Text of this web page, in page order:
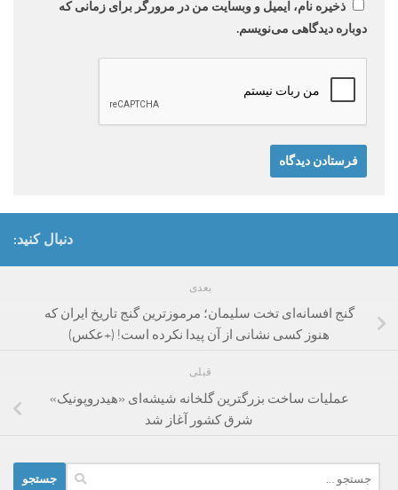
ذخیره نام، ایمیل و وبسایت من در مرورگر برای زمانی که
دوباره دیدگاهی می‌نویسم.
دنبال کنید:
بعدی
گنج‌ افسانه‌ای تخت سلیمان؛ مرموزترین گنج‌ تاریخ ایران که
هنوز کسی نشانی از آن پیدا نکرده است! (+عکس)
قبلی
عملیات ساخت بزرگترین گلخانه شیشه‌ای «هیدروپونیک»
شرق کشور آغاز شد